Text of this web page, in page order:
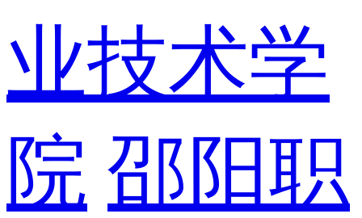
业技术学
院 邵阳职